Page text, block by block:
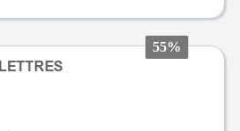
55%